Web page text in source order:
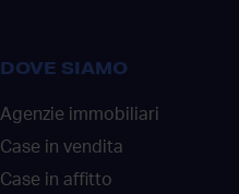
DOVE SIAMO
Agenzie immobiliari
Case in vendita
Case in affitto